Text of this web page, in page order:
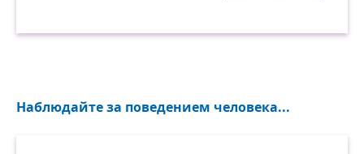
Наблюдайте за поведением человека...